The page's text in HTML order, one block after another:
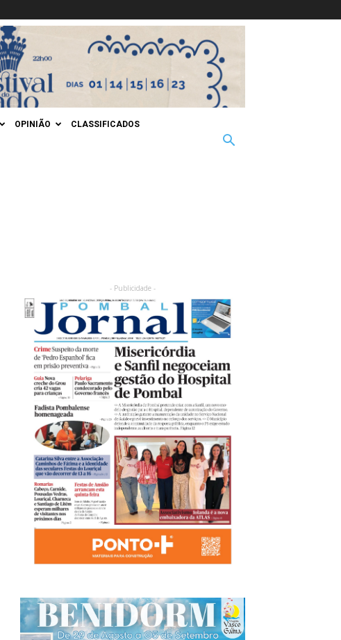
OPINIÃO CLASSIFICADOS
- Publicidade -